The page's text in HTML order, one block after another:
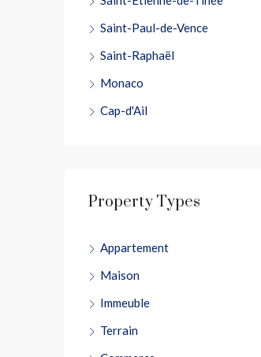
Saint-Paul-de-Vence
Saint-Raphaël
Monaco
Cap-d'Ail
Property Types
Appartement
Maison
Immeuble
Terrain